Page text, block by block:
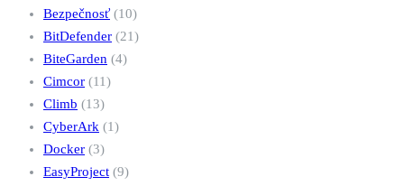
Bezpečnosť (10)
BitDefender (21)
BiteGarden (4)
Cimcor (11)
Climb (13)
CyberArk (1)
Docker (3)
EasyProject (9)